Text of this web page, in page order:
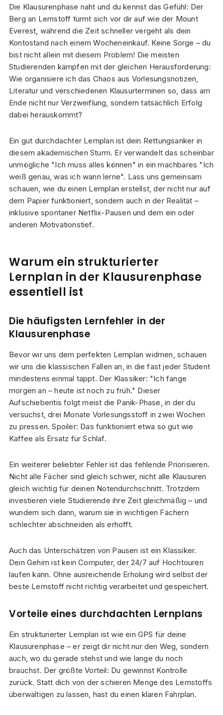
Die Klausurenphase naht und du kennst das Gefühl: Der
Berg an Lernstoff türmt sich vor dir auf wie der Mount
Everest, während die Zeit schneller vergeht als dein
Kontostand nach einem Wocheneinkauf. Keine Sorge – du
bist nicht allein mit diesem Problem! Die meisten
Studierenden kämpfen mit der gleichen Herausforderung:
Wie organisiere ich das Chaos aus Vorlesungsnotizen,
Literatur und verschiedenen Klausurterminen so, dass am
Ende nicht nur Verzweiflung, sondern tatsächlich Erfolg
dabei herauskommt?
Ein gut durchdachter Lernplan ist dein Rettungsanker in
diesem akademischen Sturm. Er verwandelt das scheinbar
unmögliche "Ich muss alles können" in ein machbares "Ich
weiß genau, was ich wann lerne". Lass uns gemeinsam
schauen, wie du einen Lernplan erstellst, der nicht nur auf
dem Papier funktioniert, sondern auch in der Realität –
inklusive spontaner Netflix-Pausen und dem ein oder
anderen Motivationstief.
Warum ein strukturierter
Lernplan in der Klausurenphase
essentiell ist
Die häufigsten Lernfehler in der
Klausurenphase
Bevor wir uns dem perfekten Lernplan widmen, schauen
wir uns die klassischen Fallen an, in die fast jeder Student
mindestens einmal tappt. Der Klassiker: "Ich fange
morgen an – heute ist noch zu früh." Dieser
Aufschieberitis folgt meist die Panik-Phase, in der du
versuchst, drei Monate Vorlesungsstoff in zwei Wochen
zu pressen. Spoiler: Das funktioniert etwa so gut wie
Kaffee als Ersatz für Schlaf.
Ein weiterer beliebter Fehler ist das fehlende Priorisieren.
Nicht alle Fächer sind gleich schwer, nicht alle Klausuren
gleich wichtig für deinen Notendurchschnitt. Trotzdem
investieren viele Studierende ihre Zeit gleichmäßig – und
wundern sich dann, warum sie in wichtigen Fächern
schlechter abschneiden als erhofft.
Auch das Unterschätzen von Pausen ist ein Klassiker.
Dein Gehirn ist kein Computer, der 24/7 auf Hochtouren
laufen kann. Ohne ausreichende Erholung wird selbst der
beste Lernstoff nicht richtig verarbeitet und gespeichert.
Vorteile eines durchdachten Lernplans
Ein strukturierter Lernplan ist wie ein GPS für deine
Klausurenphase – er zeigt dir nicht nur den Weg, sondern
auch, wo du gerade stehst und wie lange du noch
brauchst. Der größte Vorteil: Du gewinnst Kontrolle
zurück. Statt dich von der schieren Menge des Lernstoffs
überwältigen zu lassen, hast du einen klaren Fahrplan.